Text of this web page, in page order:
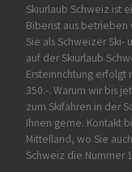
Skiurlaub Schweiz ist
Biberist aus betrieben
Sie als Schweizer Ski-
auf der Skiurlaub
Ersteinrichtung erfolgt
350.-. Warum wir bis
zum Skifahren in der
Ihnen gerne. Kontakt
Mittelland, wo Sie
Schweiz die Nummer